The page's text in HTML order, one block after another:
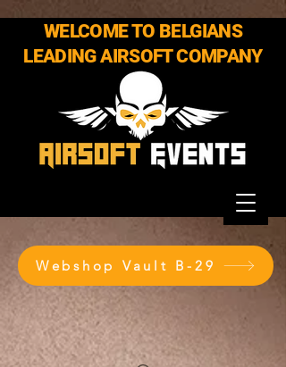
WELCOME TO BELGIANS
LEADING AIRSOFT COMPANY
Webshop Vault B-29